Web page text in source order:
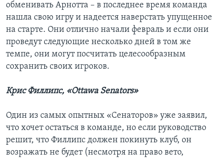
обменивать Арнотта – в последнее время команда
нашла свою игру и надеется наверстать упущенное
на старте. Они отлично начали февраль и если они
проведут следующие несколько дней в том же
темпе, они могут посчитать целесообразным
сохранить своих игроков.
Крис Филлипс, «Ottawa Senators»
Один из самых опытных «Сенаторов» уже заявил,
что хочет остаться в команде, но если руководство
решит, что Филлипс должен покинуть клуб, он
возражать не будет (несмотря на право вето,